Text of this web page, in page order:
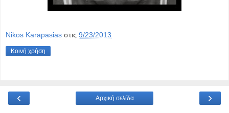
Nikos Karapasias στις 9/23/2013
Κοινή χρήση
‹ ›
Αρχική σελίδα